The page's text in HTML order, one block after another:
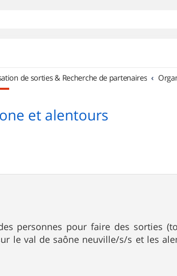
de sorties & Recherche de partenaires
et alentours
personnes pour faire des sorties
le val de saône neuville/s/s et les